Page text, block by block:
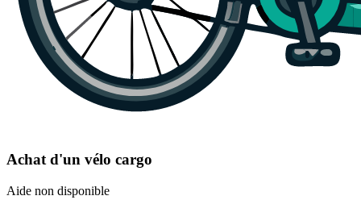
Achat d'un vélo cargo
Aide non disponible